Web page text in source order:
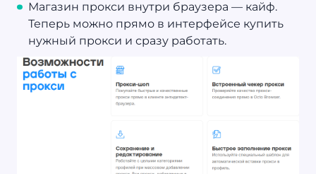
Магазин прокси внутри браузера — кайф.
Теперь можно прямо в интерфейсе купить
нужный прокси и сразу работать.